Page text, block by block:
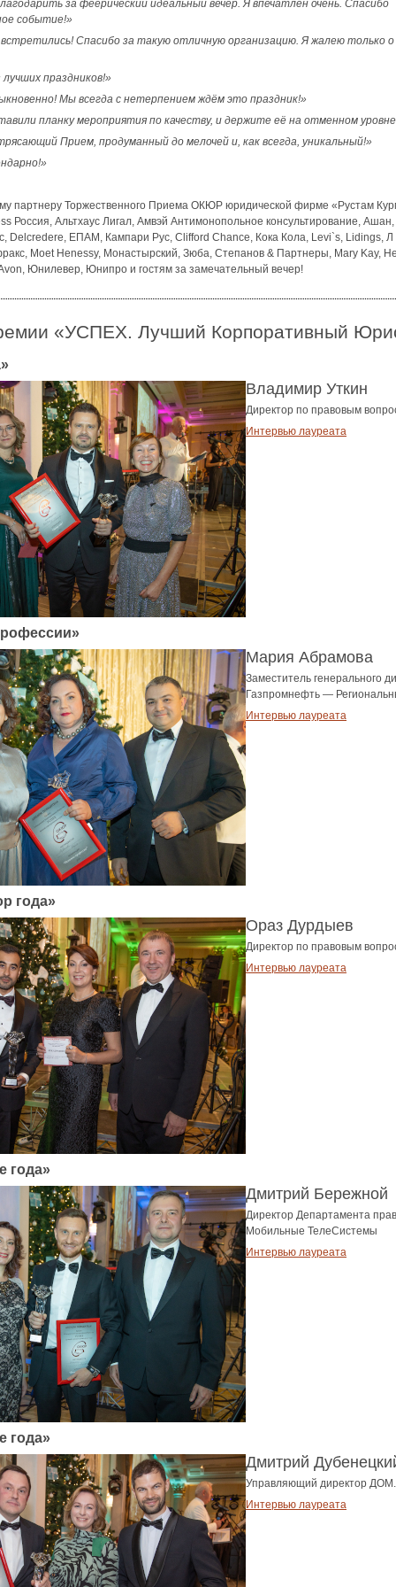
за феерический идеальный вечер. Я впечатлен очень. Спасибо
событие!»
Спасибо за такую отличную организацию. Я жалею
праздников!»
Мы всегда с нетерпением ждём это праздник!»
планку мероприятия по качеству, и держите её на отменном
Прием, продуманный до мелочей и, как всегда, уникальный!»
партнеру Торжественного Приема ОКЮР юридической фирме «Рустам
Россия, Альтхаус Лигал, Амвэй Антимонопольное консультирование,
Delcredere, ЕПАМ, Кампари Рус, Clifford Chance, Кока Кола, Levi`s,
Moet Henessy, Монастырский, Зюба, Степанов & Партнеры, Mary Kay,
Юнилевер, Юнипро и гостям за замечательный вечер!
«УСПЕХ. Лучший Корпоративный
Владимир Уткин
Директор по правовым
Интервью лауреата
Мария Абрамова
Заместитель генерального
Газпромнефть —
Интервью лауреата
года»
Ораз Дурдыев
Директор по правовым
Интервью лауреата
года»
Дмитрий Бережной
Директор Департамента
Мобильные ТелеСистемы
Интервью лауреата
года»
Дмитрий
Управляющий директор
Интервью лауреата